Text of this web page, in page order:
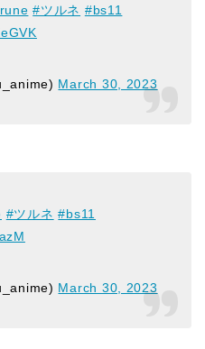
#ツルネ #bs11
March 30, 2023
#ツルネ #bs11
March 30, 2023